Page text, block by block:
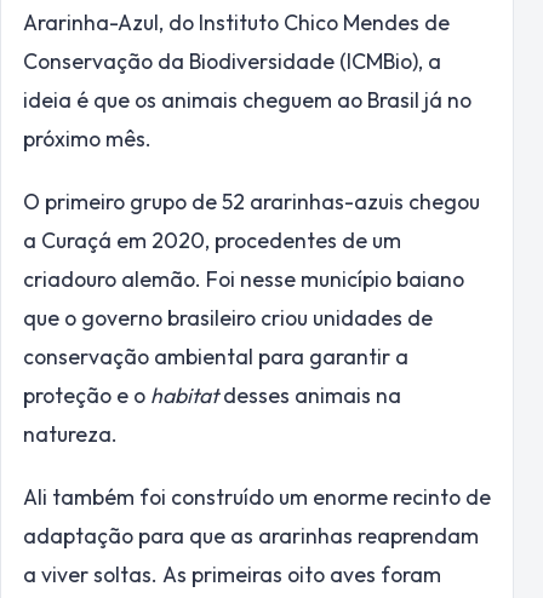
Ararinha-Azul, do Instituto Chico Mendes de
Conservação da Biodiversidade (ICMBio), a
ideia é que os animais cheguem ao Brasil já no
próximo mês.
O primeiro grupo de 52 ararinhas-azuis chegou
a Curaçá em 2020, procedentes de um
criadouro alemão. Foi nesse município baiano
que o governo brasileiro criou unidades de
conservação ambiental para garantir a
proteção e o habitatdesses animais na
natureza.
Ali também foi construído um enorme recinto de
adaptação para que as ararinhas reaprendam
a viver soltas. As primeiras oito aves foram